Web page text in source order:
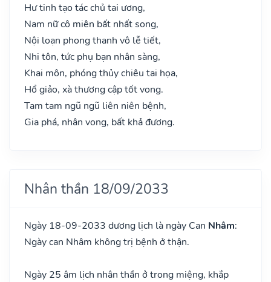
Hư tinh tạo tác chủ tai ương,
Nam nữ cô miên bất nhất song,
Nội loạn phong thanh vô lễ tiết,
Nhi tôn, tức phụ bạn nhân sàng,
Khai môn, phóng thủy chiêu tai họa,
Hổ giảo, xà thương cập tốt vong.
Tam tam ngũ ngũ liên niên bệnh,
Gia phá, nhân vong, bất khả đương.
Nhân thần 18/09/2033
Ngày 18-09-2033 dương lịch là ngày Can Nhâm:
Ngày can Nhâm không trị bệnh ở thận.
Ngày 25 âm lịch nhân thần ở trong miệng, khắp